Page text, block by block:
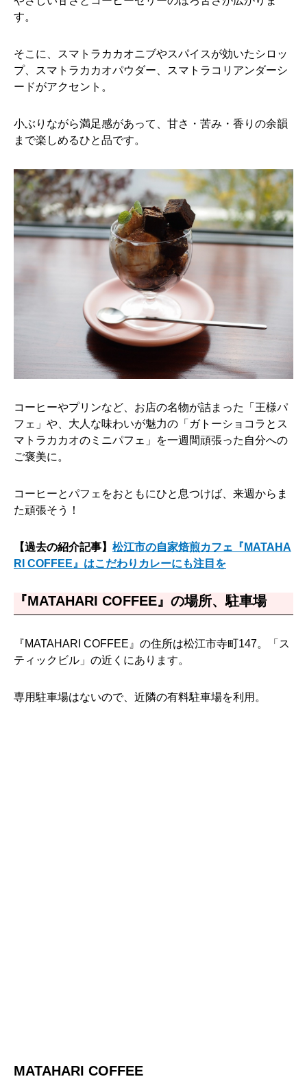
す。
そこに、スマトラカカオニブやスパイスが効いたシロッ
プ、スマトラカカオパウダー、スマトラコリアンダーシ
ードがアクセント。
小ぶりながら満足感があって、甘さ・苦み・香りの余韻
まで楽しめるひと品です。
コーヒーやプリンなど、お店の名物が詰まった「王様パ
フェ」や、大人な味わいが魅力の「ガトーショコラとス
マトラカカオのミニパフェ」を一週間頑張った自分への
ご褒美に。
コーヒーとパフェをおともにひと息つけば、来週からま
た頑張そう！
【過去の紹介記事】 松江市の自家焙煎カフェ『MATAHA
RI COFFEE』はこだわりカレーにも注目を
『MATAHARI COFFEE』の場所、駐車場
『MATAHARI COFFEE』の住所は松江市寺町147。「ス
ティックビル」の近くにあります。
専用駐車場はないので、近隣の有料駐車場を利用。
MATAHARI COFFEE